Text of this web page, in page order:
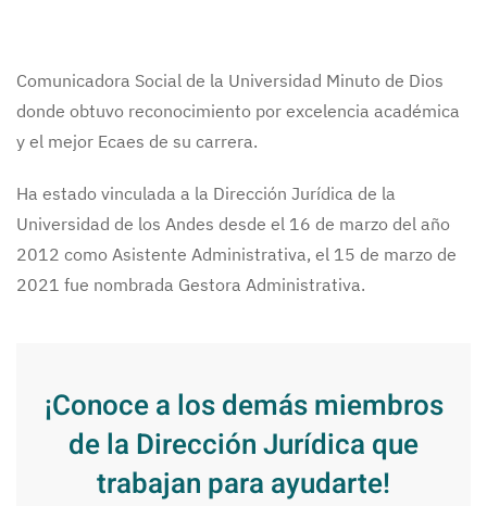
Comunicadora Social de la Universidad Minuto de Dios
donde obtuvo reconocimiento por excelencia académica
y el mejor Ecaes de su carrera.
Ha estado vinculada a la Dirección Jurídica de la
Universidad de los Andes desde el 16 de marzo del año
2012 como Asistente Administrativa, el 15 de marzo de
2021 fue nombrada Gestora Administrativa.
¡Conoce a los demás miembros
de la Dirección Jurídica que
trabajan para ayudarte!